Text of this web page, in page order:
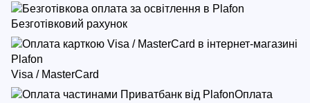
Безготівковий рахунок
Visa / MasterCard
Оплата